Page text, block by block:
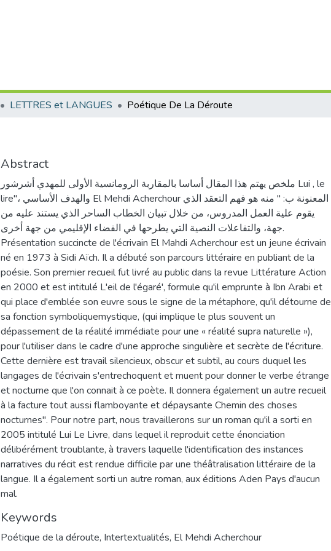
LETTRES et LANGUES Poétique De La Déroute
Abstract
ملخص يهتم هذا المقال أساسا بالمقاربة الرومانسية الأولى للمهدي أشرشور Lui , le
lire"، والهدف الأساسي El Mehdi Acherchour المعنونة ب: " منه هو فهم التعقد الذي
يقوم علية العمل المدروس، من خلال تبیان الخطاب الساحر الذي يستند عليه من
جهة، والتفاعلات النصية التي يطرحها في الفضاء الإقليمي من جهة أخرى.
Présentation succincte de l'écrivain El Mahdi Acherchour est un jeune écrivain
né en 1973 à Sidi Aïch. Il a débuté son parcours littéraire en publiant de la
poésie. Son premier recueil fut livré au public dans la revue Littérature Action
en 2000 et est intitulé L'eil de l'égaré', formule qu'il emprunte à Ibn Arabi et
qui place d'emblée son euvre sous le signe de la métaphore, qu'il détourne de
sa fonction symboliquemystique, (qui implique le plus souvent un
dépassement de la réalité immédiate pour une « réalité supra naturelle »),
pour l'utiliser dans le cadre d'une approche singulière et secrète de l'écriture.
Cette dernière est travail silencieux, obscur et subtil, au cours duquel les
langages de l'écrivain s'entrechoquent et muent pour donner le verbe étrange
et nocturne que l'on connait à ce poète. Il donnera également un autre recueil
à la facture tout aussi flamboyante et dépaysante Chemin des choses
nocturnes". Pour notre part, nous travaillerons sur un roman qu'il a sorti en
2005 intitulé Lui Le Livre, dans lequel il reproduit cette énonciation
délibérément troublante, à travers laquelle l'identification des instances
narratives du récit est rendue difficile par une théâtralisation littéraire de la
langue. Il a également sorti un autre roman, aux éditions Aden Pays d'aucun
mal.
Keywords
Poétique de la déroute, Intertextualités, El Mehdi Acherchour